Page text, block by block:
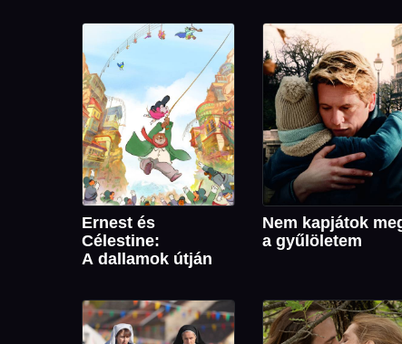
Ernest és
Célestine:
A dallamok útján
Nem kapjátok
a gyűlöletem